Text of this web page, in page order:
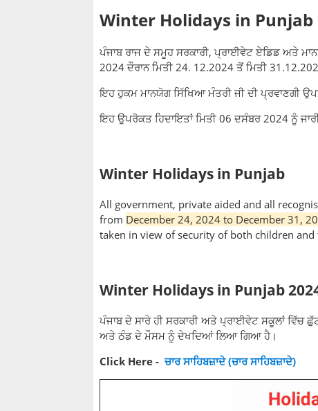
Winter Holidays in Punjab
ਪੰਜਾਬ ਰਾਜ ਦੇ ਸਮੂਹ ਸਰਕਾਰੀ, ਪ੍ਰਾਈਵੇਟ ਏਡਿਡ ਅਤੇ
2024 ਦੌਰਾਨ ਮਿਤੀ 24. 12.2024 ਤੋਂ ਮਿਤੀ
ਇਹ ਹੁਕਮ ਮਾਨਯੋਗ ਸਿੱਖਿਆ ਮੰਤਰੀ ਜੀ ਦੀ ਪ੍ਰਵਾਣਗੀ
ਇਹ ਉਪਰੋਕਤ ਹਿਦਾਇਤਾਂ ਮਿਤੀ 06 ਦਸੰਬਰ 2024 ਨੂੰ
Winter Holidays in Punjab
All government, private aided and all
from December 24, 2024 to December 31,
taken in view of security of both children and
Winter Holidays in Punjab
ਪੰਜਾਬ ਦੇ ਸਾਰੇ ਹੀ ਸਰਕਾਰੀ ਅਤੇ ਪ੍ਰਾਈਵੇਟ ਸਕੂਲਾਂ ਵਿੱਚ
ਅਤੇ ਠੰਡ ਦੇ ਮੌਸਮ ਨੂੰ ਦੇਖਦਿਆਂ ਲਿਆ ਗਿਆ ਹੈ।
Click Here -ਚਾਰ ਸਾਹਿਬਜ਼ਾਦੇ (ਚਾਰ ਸਾਹਿਬਜ਼ਾਦੇ)